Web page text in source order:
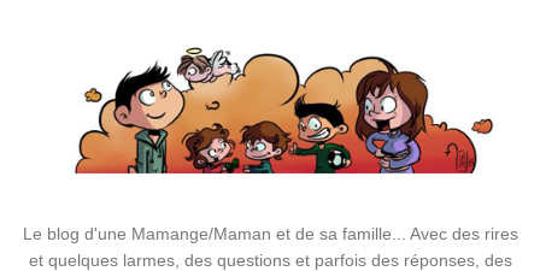
Le blog d'une Mamange/Maman et de sa famille... Avec des rires
et quelques larmes, des questions et parfois des réponses, des